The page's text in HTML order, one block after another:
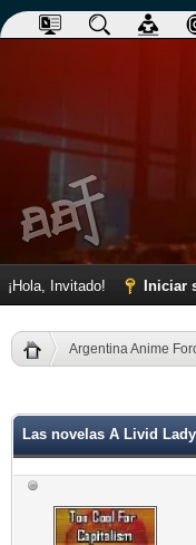
¡Hola, Invitado! Iniciar
Argentina Anime
Las novelas A Livid